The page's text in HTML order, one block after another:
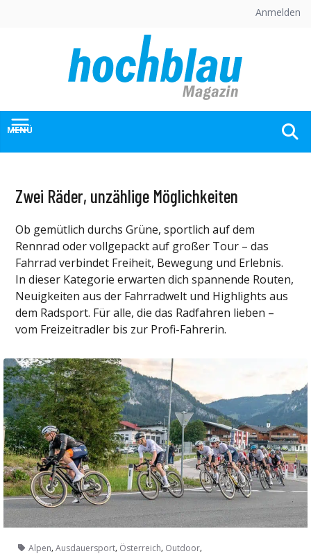
Anmelden
MENÜ
Zwei Räder, unzählige Möglichkeiten
Ob gemütlich durchs Grüne, sportlich auf dem
Rennrad oder vollgepackt auf großer Tour – das
Fahrrad verbindet Freiheit, Bewegung und Erlebnis.
In dieser Kategorie erwarten dich spannende Routen,
Neuigkeiten aus der Fahrradwelt und Highlights aus
dem Radsport. Für alle, die das Radfahren lieben –
vom Freizeitradler bis zur Profi-Fahrerin.
Alpen, Ausdauersport, Österreich, Outdoor,